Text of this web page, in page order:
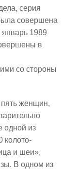
серия
совершена
январь 1989
в
со стороны
женщин,
одной из
колото-
и шеи»,
В одном из